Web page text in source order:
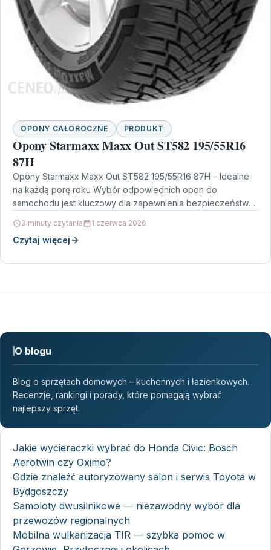
OPONY CAŁOROCZNE PRODUKT
Opony Starmaxx Maxx Out ST582 195/55R16
87H
Opony Starmaxx Maxx Out ST582 195/55R16 87H – Idealne
na każdą porę roku Wybór odpowiednich opon do
samochodu jest kluczowy dla zapewnienia bezpieczeństwa
3 minuty czytania 1 czerwca 2026
Czytaj więcej
O blogu
Blog o sprzętach domowych – kuchennych i łazienkowych.
Recenzje, rankingi i porady, które pomagają wybrać
najlepszy sprzęt.
Jakie wycieraczki wybrać do Honda Civic: Bosch
Aerotwin czy Oximo?
Gdzie znaleźć autoryzowany salon i serwis Toyota w
Bydgoszczy
Samoloty dwusilnikowe — niezawodny wybór dla
przewozów regionalnych
Mobilna wulkanizacja TIR — szybka pomoc w